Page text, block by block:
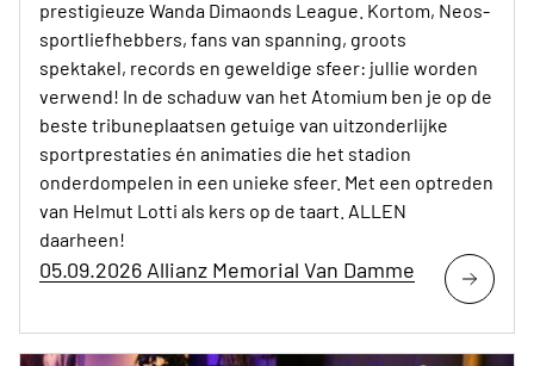
prestigieuze Wanda Dimaonds League. Kortom, Neos-
sportliefhebbers, fans van spanning, groots
spektakel, records en geweldige sfeer: jullie worden
verwend! In de schaduw van het Atomium ben je op de
beste tribuneplaatsen getuige van uitzonderlijke
sportprestaties én animaties die het stadion
onderdompelen in een unieke sfeer. Met een optreden
van Helmut Lotti als kers op de taart. ALLEN
daarheen!
05.09.2026 Allianz Memorial Van Damme